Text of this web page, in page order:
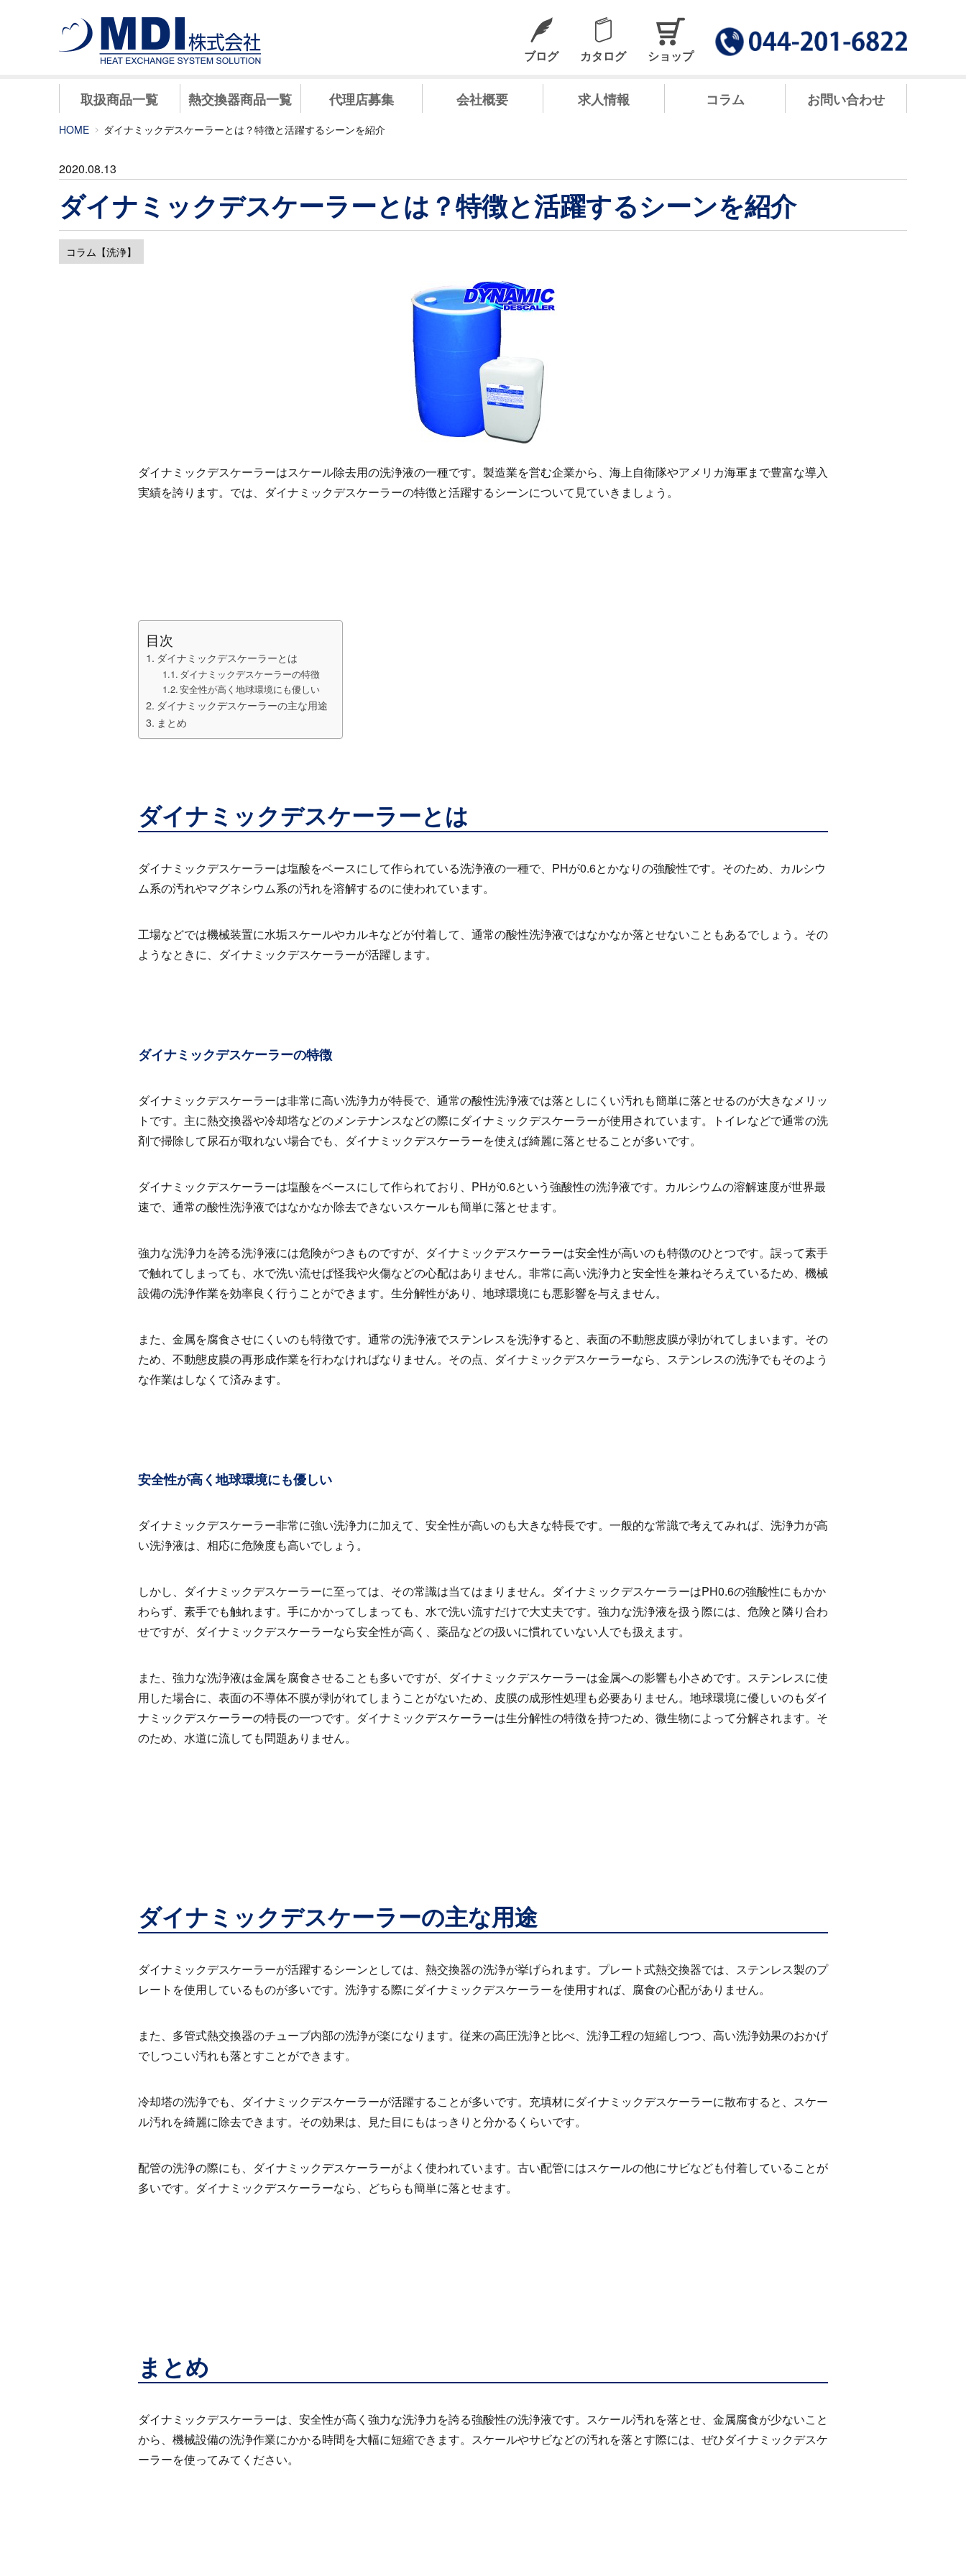
ブログ カタログ ショップ
取扱商品一覧 熱交換器商品一覧 代理店募集 会社概要 求人情報 コラム お問い合わせ
HOME ダイナミックデスケーラーとは？特徴と活躍するシーンを紹介
2020.08.13
ダイナミックデスケーラーとは？特徴と活躍するシーンを紹介
コラム【洗浄】
ダイナミックデスケーラーはスケール除去用の洗浄液の一種です。製造業を営む企業から、海上自衛隊やアメリカ海軍まで豊富な導入
実績を誇ります。では、ダイナミックデスケーラーの特徴と活躍するシーンについて見ていきましょう。
目次
ダイナミックデスケーラーとは
ダイナミックデスケーラーの特徴
安全性が高く地球環境にも優しい
ダイナミックデスケーラーの主な用途
まとめ
ダイナミックデスケーラーとは
ダイナミックデスケーラーは塩酸をベースにして作られている洗浄液の一種で、 PHが0.6とかなりの強酸性です。そのため、カルシウ
ム系の汚れやマグネシウム系の汚れを溶解するのに使われています。
工場などでは機械装置に水垢スケールやカルキなどが付着して、通常の酸性洗浄液ではなかなか落とせないこともあるでしょう。その
ようなときに、ダイナミックデスケーラーが活躍します。
ダイナミックデスケーラーの特徴
ダイナミックデスケーラーは非常に高い洗浄力が特長で、通常の酸性洗浄液では落としにくい汚れも簡単に落とせるのが大きなメリッ
トです。主に熱交換器や冷却塔などのメンテナンスなどの際にダイナミックデスケーラーが使用されています。トイレなどで通常の洗
剤で掃除して尿石が取れない場合でも、ダイナミックデスケーラーを使えば綺麗に落とせることが多いです。
ダイナミックデスケーラーは塩酸をベースにして作られており、 PHが0.6という強酸性の洗浄液です。カルシウムの溶解速度が世界最
速で、通常の酸性洗浄液ではなかなか除去できないスケールも簡単に落とせます。
強力な洗浄力を誇る洗浄液には危険がつきものですが、ダイナミックデスケーラーは安全性が高いのも特徴のひとつです。誤って素手
で触れてしまっても、水で洗い流せば怪我や火傷などの心配はありません。非常に高い洗浄力と安全性を兼ねそろえているため、機械
設備の洗浄作業を効率良く行うことができます。生分解性があり、地球環境にも悪影響を与えません。
また、金属を腐食させにくいのも特徴です。通常の洗浄液でステンレスを洗浄すると、表面の不動態皮膜が剥がれてしまいます。その
ため、不動態皮膜の再形成作業を行わなければなりません。その点、ダイナミックデスケーラーなら、ステンレスの洗浄でもそのよう
な作業はしなくて済みます。
安全性が高く地球環境にも優しい
ダイナミックデスケーラー非常に強い洗浄力に加えて、安全性が高いのも大きな特長です。一般的な常識で考えてみれば、洗浄力が高
い洗浄液は、相応に危険度も高いでしょう。
しかし、ダイナミックデスケーラーに至っては、その常識は当てはまりません。ダイナミックデスケーラーはPH0.6の強酸性にもかか
わらず、素手でも触れます。手にかかってしまっても、水で洗い流すだけで大丈夫です。強力な洗浄液を扱う際には、危険と隣り合わ
せですが、ダイナミックデスケーラーなら安全性が高く、薬品などの扱いに慣れていない人でも扱えます。
また、強力な洗浄液は金属を腐食させることも多いですが、ダイナミックデスケーラーは金属への影響も小さめです。ステンレスに使
用した場合に、表面の不導体不膜が剥がれてしまうことがないため、皮膜の成形性処理も必要ありません。地球環境に優しいのもダイ
ナミックデスケーラーの特長の一つです。ダイナミックデスケーラーは生分解性の特徴を持つため、微生物によって分解されます。そ
のため、水道に流しても問題ありません。
ダイナミックデスケーラーの主な用途
ダイナミックデスケーラーが活躍するシーンとしては、熱交換器の洗浄が挙げられます。プレート式熱交換器では、ステンレス製のプ
レートを使用しているものが多いです。洗浄する際にダイナミックデスケーラーを使用すれば、腐食の心配がありません。
また、多管式熱交換器のチューブ内部の洗浄が楽になります。従来の高圧洗浄と比べ、洗浄工程の短縮しつつ、高い洗浄効果のおかげ
でしつこい汚れも落とすことができます。
冷却塔の洗浄でも、ダイナミックデスケーラーが活躍することが多いです。充填材にダイナミックデスケーラーに散布すると、スケー
ル汚れを綺麗に除去できます。その効果は、見た目にもはっきりと分かるくらいです。
配管の洗浄の際にも、ダイナミックデスケーラーがよく使われています。古い配管にはスケールの他にサビなども付着していることが
多いです。ダイナミックデスケーラーなら、どちらも簡単に落とせます。
まとめ
ダイナミックデスケーラーは、安全性が高く強力な洗浄力を誇る強酸性の洗浄液です。スケール汚れを落とせ、金属腐食が少ないこと
から、機械設備の洗浄作業にかかる時間を大幅に短縮できます。スケールやサビなどの汚れを落とす際には、ぜひダイナミックデスケ
ーラーを使ってみてください。